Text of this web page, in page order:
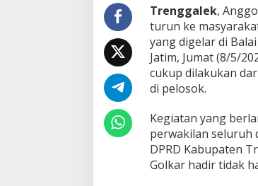
R
:
R
a
k
a
J
a
n
g
a
Trenggalek,
turun ke
yang digelar di
Jatim, Jumat (8/5/
cukup dilakukan
di pelosok.
Kegiatan yang
perwakilan seluruh
DPRD Kabupaten
Golkar hadir tidak